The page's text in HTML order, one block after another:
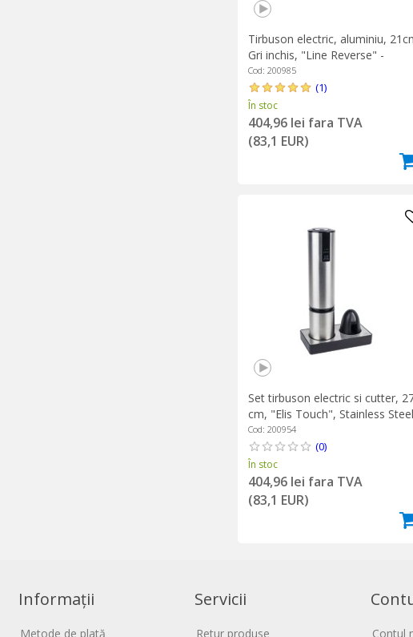
Tirbuson electric, aluminiu,
Gri inchis, "Line Reverse" -
Peugeot
Cod: 200985
(1)
În stoc
404,96 lei fara TVA
(83,1 EUR)
Set tirbuson electric si cutter,
cm, "Elis Touch", Stainless
Peugeot
Cod: 200954
(0)
În stoc
404,96 lei fara TVA
(83,1 EUR)
Informații
Metode de plată
Servicii
Retur produse Contul